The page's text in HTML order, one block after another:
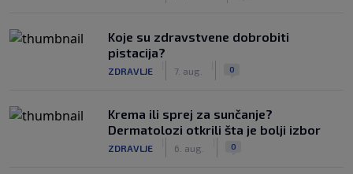
Koje su zdravstvene dobrobiti
pistacija?
ZDRAVLJE 7. aug. 0
Krema ili sprej za sunčanje?
Dermatolozi otkrili šta je bolji izbor
ZDRAVLJE 6. aug. 0